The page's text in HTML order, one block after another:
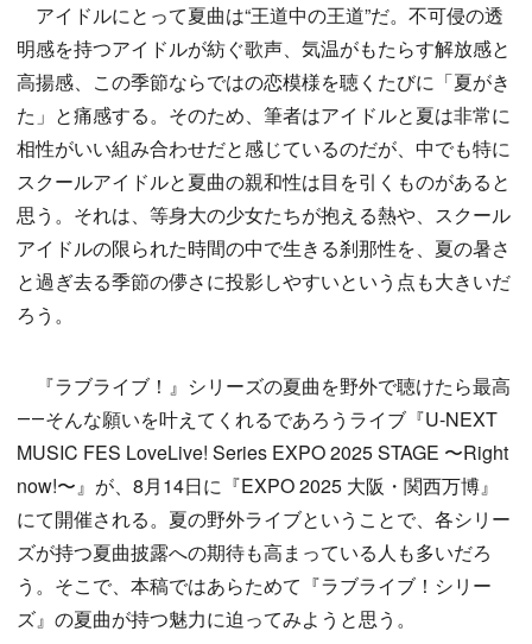
アイドルにとって夏曲は“王道中の王道”だ。不可侵の透
明感を持つアイドルが紡ぐ歌声、気温がもたらす解放感と
高揚感、この季節ならではの恋模様を聴くたびに「夏がき
た」と痛感する。そのため、筆者はアイドルと夏は非常に
相性がいい組み合わせだと感じているのだが、中でも特に
スクールアイドルと夏曲の親和性は目を引くものがあると
思う。それは、等身大の少女たちが抱える熱や、スクール
アイドルの限られた時間の中で生きる刹那性を、夏の暑さ
と過ぎ去る季節の儚さに投影しやすいという点も大きいだ
ろう。
『ラブライブ！』シリーズの夏曲を野外で聴けたら最高
――そんな願いを叶えてくれるであろうライブ『U-NEXT
MUSIC FES LoveLive! Series EXPO 2025 STAGE 〜Right
now!〜』が、8月14日に『EXPO 2025 大阪・関西万博』
にて開催される。夏の野外ライブということで、各シリー
ズが持つ夏曲披露への期待も高まっている人も多いだろ
う。そこで、本稿ではあらためて『ラブライブ！シリー
ズ』の夏曲が持つ魅力に迫ってみようと思う。